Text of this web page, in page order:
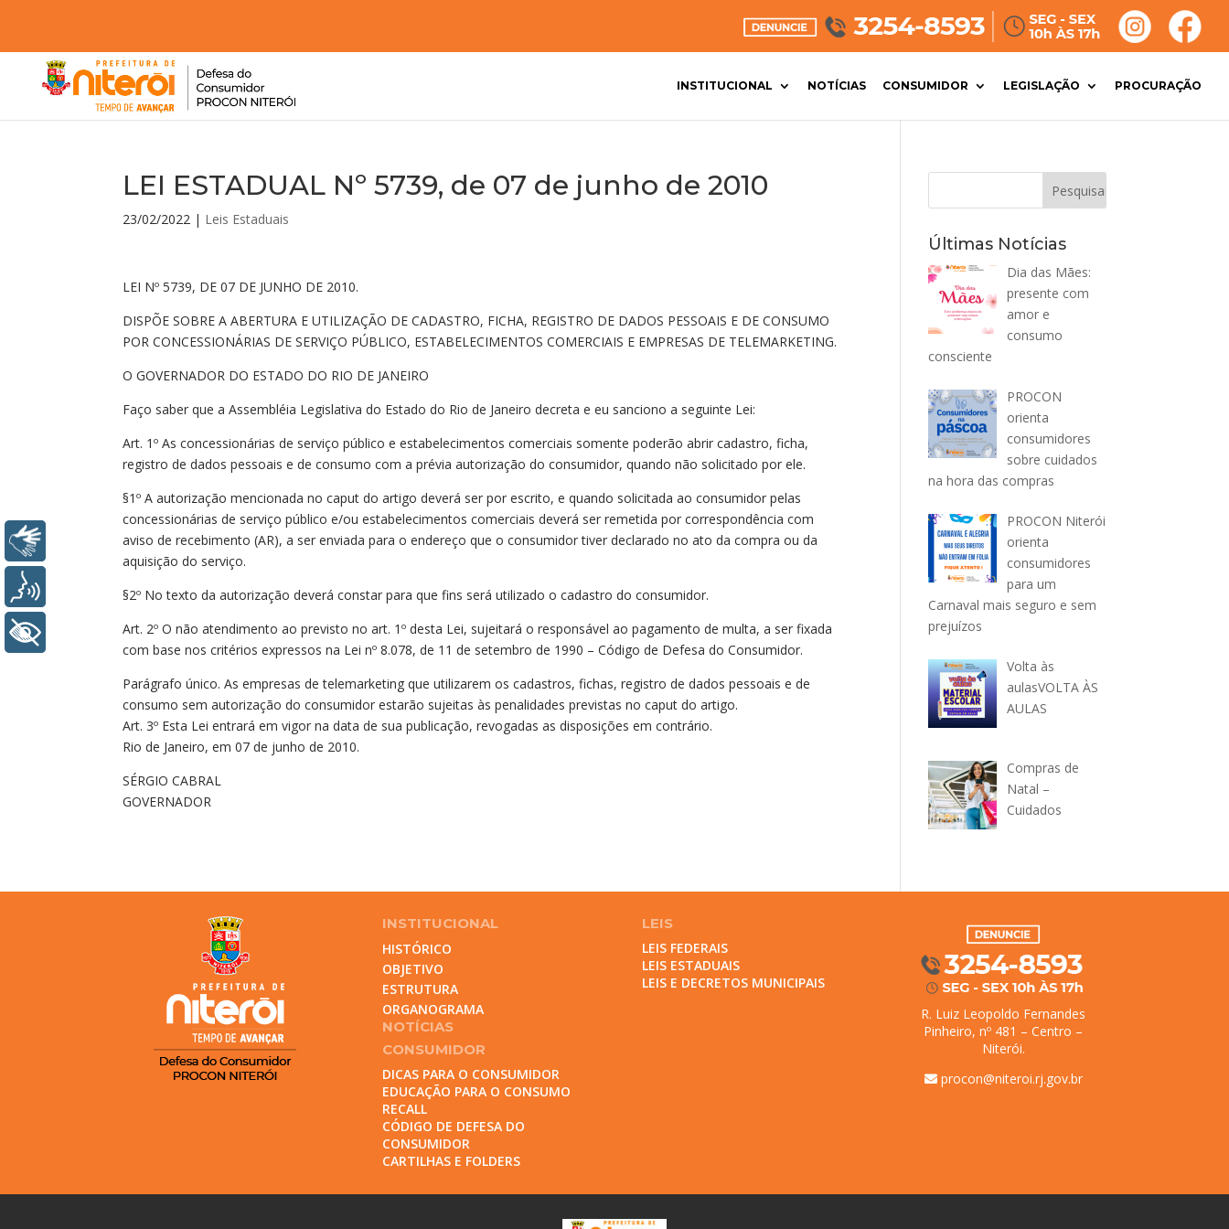
INSTITUCIONAL NOTÍCIAS CONSUMIDOR LEGISLAÇÃO PROCURAÇÃO
LEI ESTADUAL Nº 5739, de 07 de junho de 2010
23/02/2022 | Leis Estaduais
LEI Nº 5739, DE 07 DE JUNHO DE 2010.
DISPÕE SOBRE A ABERTURA E UTILIZAÇÃO DE CADASTRO, FICHA, REGISTRO DE DADOS PESSOAIS E DE CONSUMO
POR CONCESSIONÁRIAS DE SERVIÇO PÚBLICO, ESTABELECIMENTOS COMERCIAIS E EMPRESAS DE TELEMARKETING.
O GOVERNADOR DO ESTADO DO RIO DE JANEIRO
Faço saber que a Assembléia Legislativa do Estado do Rio de Janeiro decreta e eu sanciono a seguinte Lei:
Art. 1º As concessionárias de serviço público e estabelecimentos comerciais somente poderão abrir cadastro, ficha,
registro de dados pessoais e de consumo com a prévia autorização do consumidor, quando não solicitado por ele.
§1º A autorização mencionada no caput do artigo deverá ser por escrito, e quando solicitada ao consumidor pelas
concessionárias de serviço público e/ou estabelecimentos comerciais deverá ser remetida por correspondência com
aviso de recebimento (AR), a ser enviada para o endereço que o consumidor tiver declarado no ato da compra ou da
aquisição do serviço.
§2º No texto da autorização deverá constar para que fins será utilizado o cadastro do consumidor.
Art. 2º O não atendimento ao previsto no art. 1º desta Lei, sujeitará o responsável ao pagamento de multa, a ser fixada
com base nos critérios expressos na Lei nº 8.078, de 11 de setembro de 1990 – Código de Defesa do Consumidor.
Parágrafo único. As empresas de telemarketing que utilizarem os cadastros, fichas, registro de dados pessoais e de
consumo sem autorização do consumidor estarão sujeitas às penalidades previstas no caput do artigo.
Art. 3º Esta Lei entrará em vigor na data de sua publicação, revogadas as disposições em contrário.
Rio de Janeiro, em 07 de junho de 2010.
SÉRGIO CABRAL
GOVERNADOR
Últimas Notícias
Dia das Mães:
presente com
amor e
consumo
consciente
PROCON
orienta
consumidores
sobre cuidados
na hora das compras
PROCON Niterói
orienta
consumidores
para um
Carnaval mais seguro e sem
prejuízos
Volta às
aulasVOLTA ÀS
AULAS
Compras de
Natal –
Cuidados
INSTITUCIONAL
HISTÓRICO
OBJETIVO
ESTRUTURA
ORGANOGRAMA
NOTÍCIAS
CONSUMIDOR
DICAS PARA O CONSUMIDOR
EDUCAÇÃO PARA O CONSUMO
RECALL
CÓDIGO DE DEFESA DO
CONSUMIDOR
CARTILHAS E FOLDERS
LEIS
LEIS FEDERAIS
LEIS ESTADUAIS
LEIS E DECRETOS MUNICIPAIS
R. Luiz Leopoldo Fernandes
Pinheiro, nº 481 – Centro –
Niterói.
procon@niteroi.rj.gov.br
+ Acessibilidade